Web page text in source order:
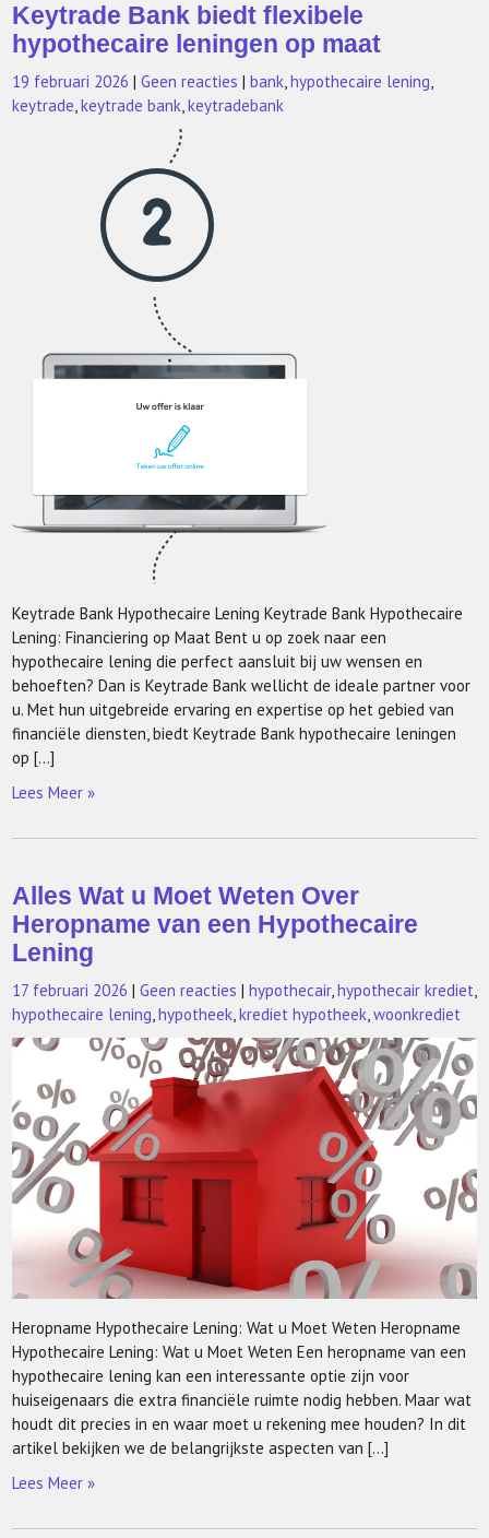
Keytrade Bank biedt flexibele
hypothecaire leningen op maat
19 februari 2026 |Geen reacties |bank ,hypothecaire lening
keytrade ,keytrade bank ,keytradebank
Keytrade Bank Hypothecaire Lening Keytrade Bank Hypothecaire
Lening: Financiering op Maat Bent u op zoek naar een
hypothecaire lening die perfect aansluit bij uw wensen en
behoeften? Dan is Keytrade Bank wellicht de ideale partner voor
u. Met hun uitgebreide ervaring en expertise op het gebied van
financiële diensten, biedt Keytrade Bank hypothecaire leningen
op […]
Lees Meer »
Alles Wat u Moet Weten Over
Heropname van een Hypothecaire
Lening
17 februari 2026 |Geen reacties |hypothecair,hypothecair krediet
hypothecaire lening ,hypotheek ,krediet hypotheek ,woonkrediet
Heropname Hypothecaire Lening: Wat u Moet Weten Heropname
Hypothecaire Lening: Wat u Moet Weten Een heropname van een
hypothecaire lening kan een interessante optie zijn voor
huiseigenaars die extra financiële ruimte nodig hebben. Maar wat
houdt dit precies in en waar moet u rekening mee houden? In dit
artikel bekijken we de belangrijkste aspecten van […]
Lees Meer »